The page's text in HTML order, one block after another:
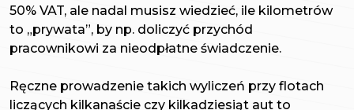
50% VAT, ale nadal musisz wiedzieć, ile kilometrów
to „prywata”, by np. doliczyć przychód
pracownikowi za nieodpłatne świadczenie.
Ręczne prowadzenie takich wyliczeń przy flotach
liczących kilkanaście czy kilkadziesiąt aut to